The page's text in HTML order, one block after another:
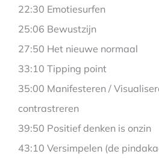
22:30 Emotiesurfen
25:06 Bewustzijn
27:50 Het nieuwe normaal
33:10 Tipping point
35:00 Manifesteren /
contrastreren
39:50 Positief denken is onzin
43:10 Versimpelen (de